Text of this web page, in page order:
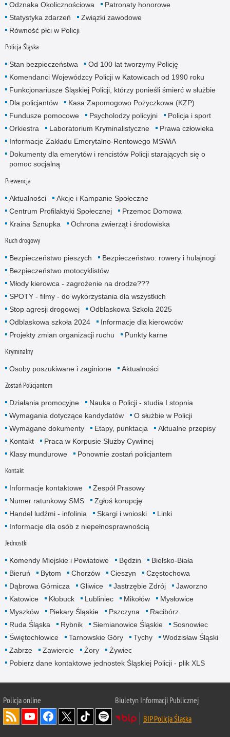
Odznaka Okolicznościowa
Patronaty honorowe
Statystyka zdarzeń
Związki zawodowe
Równość płci w Policji
Policja Śląska
Stan bezpieczeństwa
Od 100 lat tworzymy Policję
Komendanci Wojewódzcy Policji w Katowicach od 1990 roku
Funkcjonariusze Śląskiej Policji, którzy ponieśli śmierć w służbie
Dla policjantów
Kasa Zapomogowo Pożyczkowa (KZP)
Fundusze pomocowe
Psycholodzy policyjni
Policja i sport
Orkiestra
Laboratorium Kryminalistyczne
Prawa człowieka
Informacje Zakładu Emerytalno-Rentowego MSWiA
Dokumenty dla emerytów i rencistów Policji starających się o
pomoc socjalną
Prewencja
Aktualności
Akcje i Kampanie Społeczne
Centrum Profilaktyki Społecznej
Przemoc Domowa
Kraina Sznupka
Ochrona zwierząt i środowiska
Ruch drogowy
Bezpieczeństwo pieszych
Bezpieczeństwo: rowery i hulajnogi
Bezpieczeństwo motocyklistów
Młody kierowca - zagrożenie na drodze???
SPOTY - filmy - do wykorzystania dla wszystkich
Stop agresji drogowej
Odblaskowa Szkoła 2025
Odblaskowa szkoła 2024
Informacje dla kierowców
Projekty zmian organizacji ruchu
Punkty karne
Kryminalny
Osoby poszukiwane i zaginione Aktualności
Zostań Policjantem
Działania promocyjne
Nauka o Policji - studia I stopnia
Wymagania dotyczące kandydatów
O służbie w Policji
Wymagane dokumenty
Etapy, punktacja
Aktualne przepisy
Kontakt
Praca w Korpusie Służby Cywilnej
Klasy mundurowe
Ponownie zostań policjantem
Kontakt
Informacje kontaktowe
Zespół Prasowy
Numer ratunkowy SMS
Zgłoś korupcję
Handel ludźmi - infolinia
Skargi i wnioski
Linki
Informacje dla osób z niepełnosprawnością
Jednostki
Komendy Miejskie i Powiatowe Będzin
Bielsko-Biała
Bieruń
Bytom Chorzów Cieszyn
Częstochowa
Dąbrowa Górnicza
Gliwice Jastrzębie Zdrój
Jaworzno
Katowice
Kłobuck Lubliniec Mikołów
Mysłowice
Myszków
Piekary Śląskie Pszczyna
Racibórz
Ruda Śląska
Rybnik Siemianowice Śląskie
Sosnowiec
Świętochłowice
Tarnowskie Góry Tychy
Wodzisław Śląski
Zabrze
Zawiercie Żory
Żywiec
Pobierz dane kontaktowe jednostek Śląskiej Policji - plik XLS
Policja online
Biuletyn Informacji Publicznej
BIP Policja Śląska